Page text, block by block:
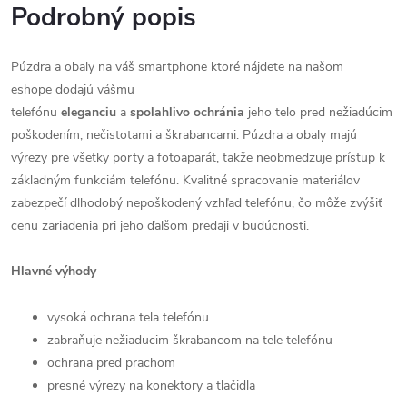
Podrobný popis
Púzdra a obaly na váš smartphone ktoré nájdete na našom
eshope dodajú vášmu
telefónu eleganciu a spoľahlivo ochránia jeho telo pred nežiadúcim
poškodením, nečistotami a škrabancami. Púzdra a obaly majú
výrezy pre všetky porty a fotoaparát, takže neobmedzuje prístup k
základným funkciám telefónu. Kvalitné spracovanie materiálov
zabezpečí dlhodobý nepoškodený vzhľad telefónu, čo môže zvýšiť
cenu zariadenia pri jeho ďalšom predaji v budúcnosti.
Hlavné výhody
vysoká ochrana tela telefónu
zabraňuje nežiaducim škrabancom na tele telefónu
ochrana pred prachom
presné výrezy na konektory a tlačidla